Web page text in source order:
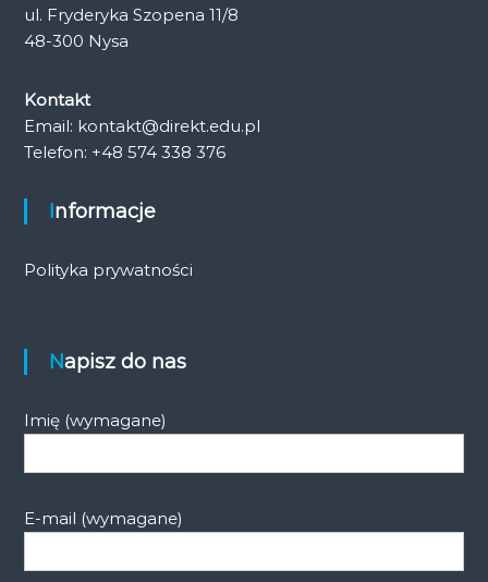
ul. Fryderyka Szopena 11/8
48-300 Nysa
Kontakt
Email: kontakt@direkt.edu.pl
Telefon: +48 574 338 376
Informacje
Polityka prywatności
Napisz do nas
Imię (wymagane)
E-mail (wymagane)